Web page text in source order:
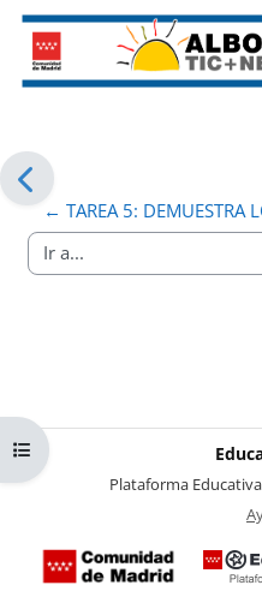
Abrir índice del curso
← TAREA 5: DEMUESTRA
Ir a...
Plataforma